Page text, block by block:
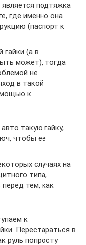
подтяжка
где именно она
(паспорт к
гайки (а в
может), тогда
не
в такой
к
такую гайку,
чтобы ее
случаях на
типа,
тем, как
к
Перестараться в
руль попросту